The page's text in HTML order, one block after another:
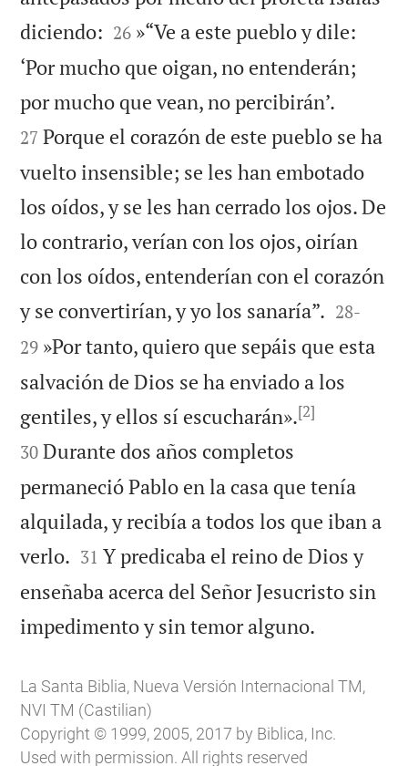
diciendo: 

26 »“Ve a este pueblo y dile:
‘Por mucho que oigan, no entenderán;
por mucho que vean, no percibirán’.
27 Porque el corazón de este pueblo se ha
vuelto insensible; se les han embotado
los oídos, y se les han cerrado los ojos. De
lo contrario, verían con los ojos, oirían
con los oídos, entenderían con el corazón
y se convertirían, y yo los sanaría”. 

28-
29 »Por tanto, quiero que sepáis que esta
salvación de Dios se ha enviado a los
gentiles, y ellos sí escucharán».[2]
30 Durante dos años completos
permaneció Pablo en la casa que tenía
alquilada, y recibía a todos los que iban a
verlo. 

31 Y predicaba el reino de Dios y
enseñaba acerca del Señor Jesucristo sin
impedimento y sin temor alguno.
La Santa Biblia, Nueva Versión Internacional TM,
NVI TM (Castilian)
Copyright © 1999, 2005, 2017 by Biblica, Inc.
Used with permission. All rights reserved